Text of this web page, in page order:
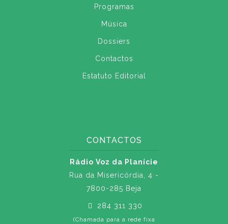
Programas
Música
Dossiers
Contactos
Estatuto Editorial
CONTACTOS
Rádio Voz da Planície
Rua da Misericórdia, 4 -
7800-285 Beja
284 311 330
(Chamada para a rede fixa